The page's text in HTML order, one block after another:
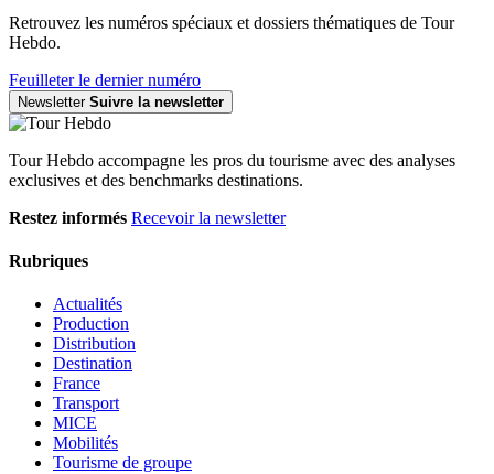
Retrouvez les numéros spéciaux et dossiers thématiques de Tour
Hebdo.
Feuilleter le dernier numéro
Newsletter Suivre la newsletter
Tour Hebdo accompagne les pros du tourisme avec des analyses
exclusives et des benchmarks destinations.
Restez informés Recevoir la newsletter
Rubriques
Actualités
Production
Distribution
Destination
France
Transport
MICE
Mobilités
Tourisme de groupe